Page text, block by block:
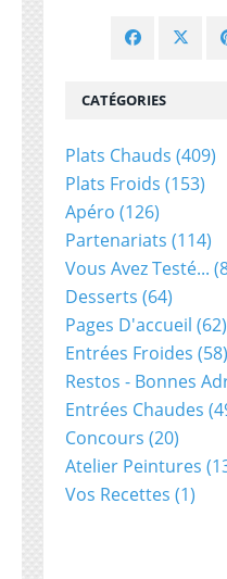
CATÉGORIES
Plats Chauds (409)
Plats Froids (153)
Apéro (126)
Partenariats (114)
Vous Avez Testé...
Desserts (64)
Pages D'accueil (62)
Entrées Froides (58)
Restos - Bonnes
Entrées Chaudes
Concours (20)
Atelier Peintures
Vos Recettes (1)